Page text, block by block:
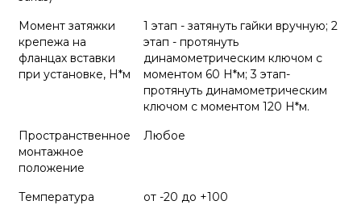
Момент затяжки
крепежа на
фланцах вставки
при установке, Н*м
1 этап - затянуть гайки вручную; 2
этап - протянуть
динамометрическим ключом с
моментом 60 Н*м; 3 этап-
протянуть динамометрическим
ключом с моментом 120 Н*м.
Пространственное
монтажное
положение
Любое
Температура
от -20 до +100